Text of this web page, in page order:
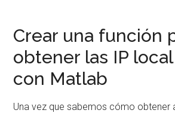
Crear una función
obtener las IP
con Matlab
Una vez que sabemos cómo obtener